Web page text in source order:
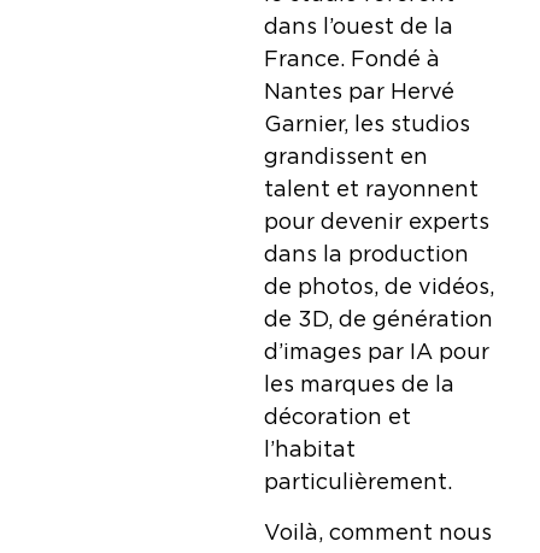
dans l’ouest de la
France. Fondé à
Nantes par Hervé
Garnier, les studios
grandissent en
talent et rayonnent
pour devenir experts
dans la production
de photos, de vidéos,
de 3D, de génération
d’images par IA pour
les marques de la
décoration et
l’habitat
particulièrement.
Voilà, comment nous